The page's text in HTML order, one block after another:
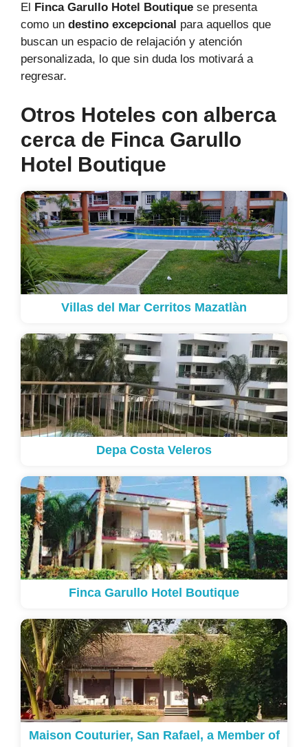
El Finca Garullo Hotel Boutique se presenta
como un destino excepcional para aquellos que
buscan un espacio de relajación y atención
personalizada, lo que sin duda los motivará a
regresar.
Otros Hoteles con alberca
cerca de Finca Garullo
Hotel Boutique
Villas del Mar Cerritos Mazatlàn
Depa Costa Veleros
Finca Garullo Hotel Boutique
Maison Couturier, San Rafael, a Member of